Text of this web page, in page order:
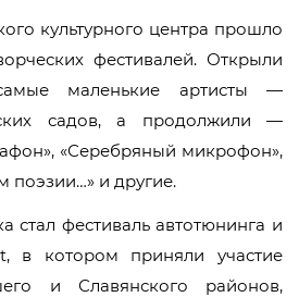
культурного центра прошло
фестивалей. Открыли
маленькие артисты —
садов, а продолжили —
«Серебряный микрофон»,
поэзии…» и другие.
стал фестиваль автотюнинга и
в котором приняли участие
и Славянского районов,